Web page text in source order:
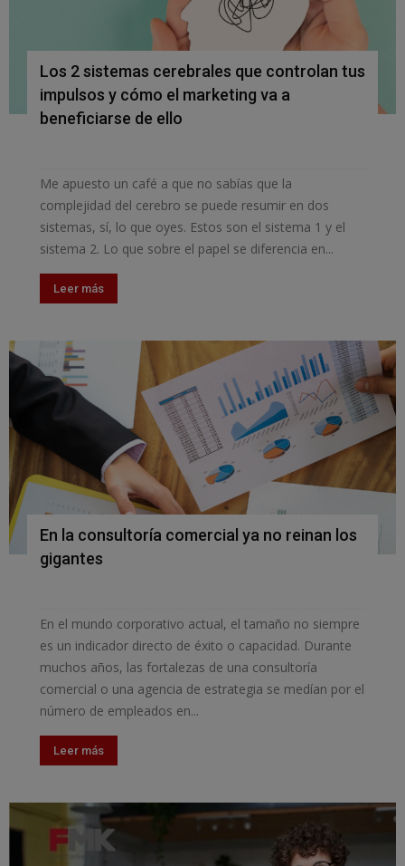
Los 2 sistemas cerebrales que controlan tus
impulsos y cómo el marketing va a
beneficiarse de ello
Me apuesto un café a que no sabías que la
complejidad del cerebro se puede resumir en dos
sistemas, sí, lo que oyes. Estos son el sistema 1 y el
sistema 2. Lo que sobre el papel se diferencia en...
Leer más
En la consultoría comercial ya no reinan los
gigantes
En el mundo corporativo actual, el tamaño no siempre
es un indicador directo de éxito o capacidad. Durante
muchos años, las fortalezas de una consultoría
comercial o una agencia de estrategia se medían por el
número de empleados en...
Leer más